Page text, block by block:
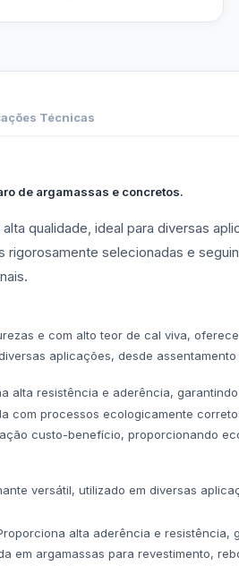
Técnicas
de argamassas e concretos.
qualidade, ideal para diversas
rigorosamente selecionadas e
e com alto teor de cal viva,
aplicações, desde
alta resistência e aderência,
com processos ecologicamente
custo-benefício, proporcionando
versátil, utilizado em diversas
alta aderência e resistência,
em argamassas para revestimento,